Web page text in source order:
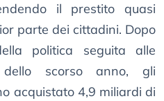
il prestito quasi
parte dei cittadini. Dopo
politica seguita alle
dello scorso anno, gli
acquistato 4,9 miliardi di